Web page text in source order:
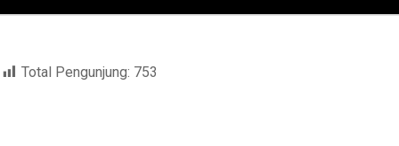
Total Pengunjung: 753